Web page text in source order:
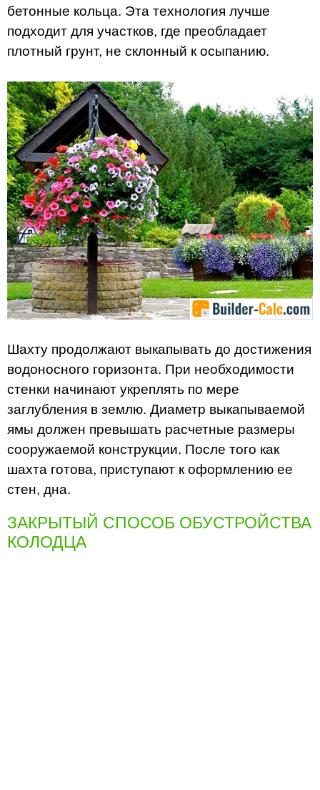
бетонные кольца. Эта технология лучше
подходит для участков, где преобладает
плотный грунт, не склонный к осыпанию.
Шахту продолжают выкапывать до достижения
водоносного горизонта. При необходимости
стенки начинают укреплять по мере
заглубления в землю. Диаметр выкапываемой
ямы должен превышать расчетные размеры
сооружаемой конструкции. После того как
шахта готова, приступают к оформлению ее
стен, дна.
ЗАКРЫТЫЙ СПОСОБ ОБУСТРОЙСТВА
КОЛОДЦА